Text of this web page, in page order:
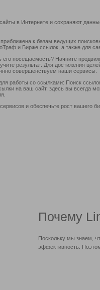
в Интернете и сохраняют
к базам ведущих
и Бирже ссылок, а также для
его посещаемость? Начните
результат. Для достижения
совершенствуем наши сервисы.
работы со ссылками: Поиск
на ваш сайт, здесь вы всегда
и обеспечьте рост вашего
Почему
Поскольку мы знаем,
эффективность.